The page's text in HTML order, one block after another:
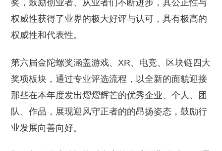
奖，鼓励创业者、从业者们不断进步，其公正性与
权威性获得了业界的极大好评与认可，具有极高的
权威性和代表性。
第六届金陀螺奖涵盖游戏、XR、电竞、区块链四大
奖项板块，通过专业评选流程，以全新的面貌迎接
那些在本年度发出熠熠辉芒的优秀企业、个人、团
队、作品，展现迎风守正者的的昂扬姿态，鼓励行
业发展向善向好。